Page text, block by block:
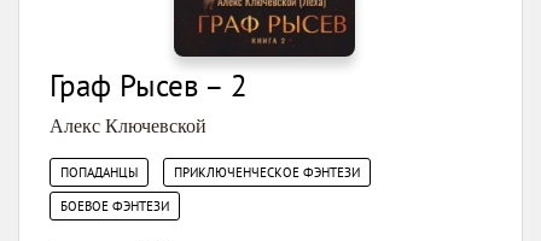
Граф Рысев – 2
Алекс Ключевской
ПОПАДАНЦЫ ПРИКЛЮЧЕНЧЕСКОЕ ФЭНТЕЗИ
БОЕВОЕ ФЭНТЕЗИ